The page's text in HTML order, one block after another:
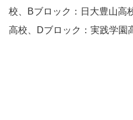
校、Bブロック：日大豊山高
高校、Dブロック：実践学園